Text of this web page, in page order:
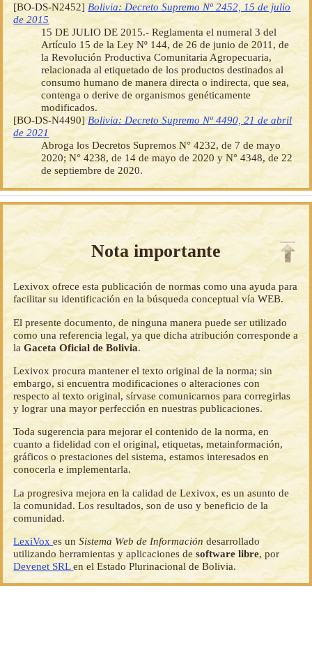
[BO-DS-N2452] Bolivia: Decreto Supremo Nº 2452, 15 de julio
de 2015
15 DE JULIO DE 2015.- Reglamenta el numeral 3 del
Artículo 15 de la Ley Nº 144, de 26 de junio de 2011, de
la Revolución Productiva Comunitaria Agropecuaria,
relacionada al etiquetado de los productos destinados al
consumo humano de manera directa o indirecta, que sea,
contenga o derive de organismos genéticamente
modificados.
[BO-DS-N4490] Bolivia: Decreto Supremo Nº 4490, 21 de abril
de 2021
Abroga los Decretos Supremos N° 4232, de 7 de mayo
2020; N° 4238, de 14 de mayo de 2020 y N° 4348, de 22
de septiembre de 2020.
Nota importante
Lexivox ofrece esta publicación de normas como una ayuda para
facilitar su identificación en la búsqueda conceptual vía WEB.
El presente documento, de ninguna manera puede ser utilizado
como una referencia legal, ya que dicha atribución corresponde a
laGaceta Oficial de Bolivia.
Lexivox procura mantener el texto original de la norma; sin
embargo, si encuentra modificaciones o alteraciones con
respecto al texto original, sírvase comunicarnos para corregirlas
y lograr una mayor perfección en nuestras publicaciones.
Toda sugerencia para mejorar el contenido de la norma, en
cuanto a fidelidad con el original, etiquetas, metainformación,
gráficos o prestaciones del sistema, estamos interesados en
conocerla e implementarla.
La progresiva mejora en la calidad de Lexivox, es un asunto de
la comunidad. Los resultados, son de uso y beneficio de la
comunidad.
LexiVoxes unSistema Web de Información desarrollado
utilizando herramientas y aplicaciones desoftware libre, por
Devenet SRLen el Estado Plurinacional de Bolivia.